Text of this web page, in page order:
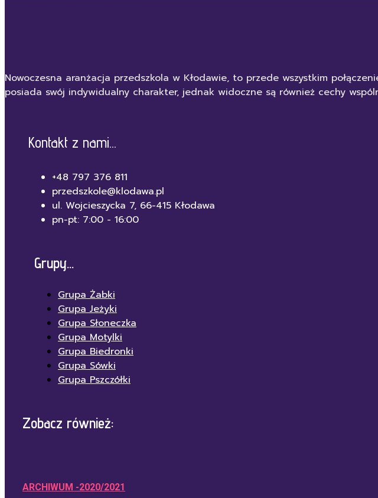
Nowoczesna aranżacja przedszkola w Kłodawie, to przede wszystkim
posiada swój indywidualny charakter, jednak widoczne są również cechy
Kontakt z nami...
+48 797 376 811
przedszkole@klodawa.pl
ul. Wojcieszycka 7, 66-415 Kłodawa
pn-pt: 7:00 - 16:00
Grupy...
Grupa Żabki
Grupa Jeżyki
Grupa Słoneczka
Grupa Motylki
Grupa Biedronki
Grupa Sówki
Grupa Pszczółki
Zobacz również:
ARCHIWUM -2020/2021